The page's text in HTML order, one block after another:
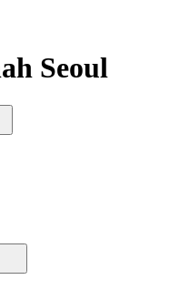
Seoul